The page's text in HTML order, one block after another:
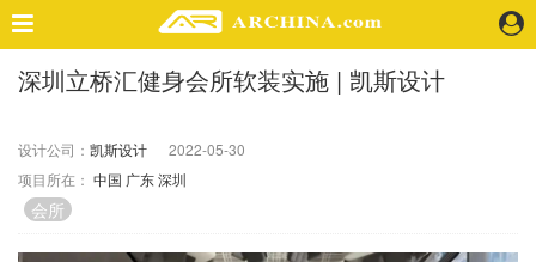
精选案例
景 观
室 内
视 频
深圳立桥汇健身会所软装实施 | 凯斯设计
设计公司： 凯斯设计
2022-05-30
项目所在： 中国 广东深圳
会所